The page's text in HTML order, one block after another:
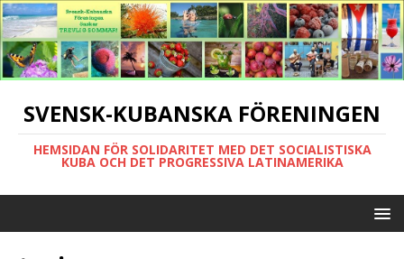
SVENSK-KUBANSKA FÖRENINGEN
HEMSIDAN FÖR SOLIDARITET MED DET SOCIALISTISKA
KUBA OCH DET PROGRESSIVA LATINAMERIKA